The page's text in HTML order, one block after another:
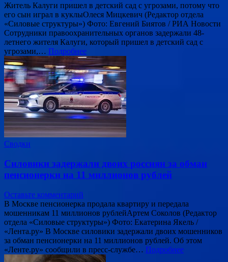
Житель Калуги пришел в детский сад с угрозами, потому что
его сын играл в куклыОлеся Мицкевич (Редактор отдела
«Силовые структуры») Фото: Евгений Биятов / РИА Новости
Сотрудники правоохранительных органов задержали 48-
летнего жителя Калуги, который пришел в детский сад с
угрозами,… Подробнее
Сводки
Силовики задержали двоих россиян за обман
пенсионерки на 11 миллионов рублей
Оставьте комментарий
В Москве пенсионерка продала квартиру и передала
мошенникам 11 миллионов рублейАртем Соколов (Редактор
отдела «Силовые структуры») Фото: Екатерина Якель /
«Лента.ру» В Москве силовики задержали двоих мошенников
за обман пенсионерки на 11 миллионов рублей. Об этом
«Ленте.ру» сообщили в пресс-службе… Подробнее